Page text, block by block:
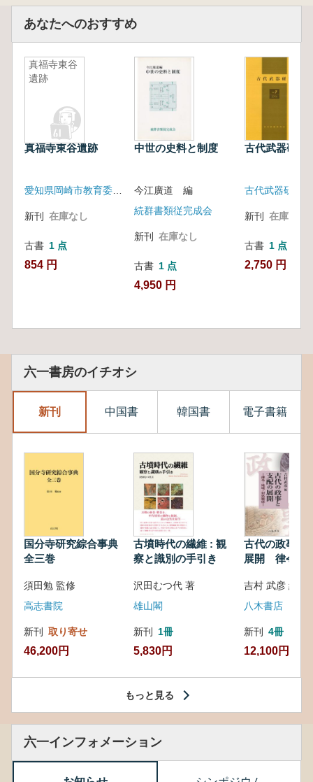
あなたへのおすすめ
真福寺東谷
遺跡
真福寺東谷遺跡
新刊 在庫なし
古書 1 点
854 円
中世の史料と制度
今江廣道 編
続群書類従完成会
新刊 在庫なし
古書 1 点
4,950 円
古代武器研
古代武器研究会
新刊 在庫なし
古書 1 点
2,750 円
六一書房のイチオシ
新刊 中国書 韓国書 電子書籍
国分寺研究綜合事典
全三巻
須田勉 監修
高志書院
新刊 取り寄せ
46,200円
古墳時代の繊維 : 観
察と識別の手引き
沢田むつ代 著
雄山閣
新刊 1冊
5,830円
古代の政事と
展開 律令・
吉村 武彦 編集
八木書店
新刊 4冊
12,100円
もっと見る
六一インフォメーション